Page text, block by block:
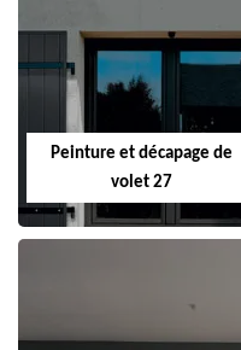
Peinture et décapage de
volet 27